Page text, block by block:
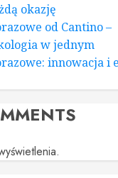
okazję
od Cantino –
w jednym
innowacja i